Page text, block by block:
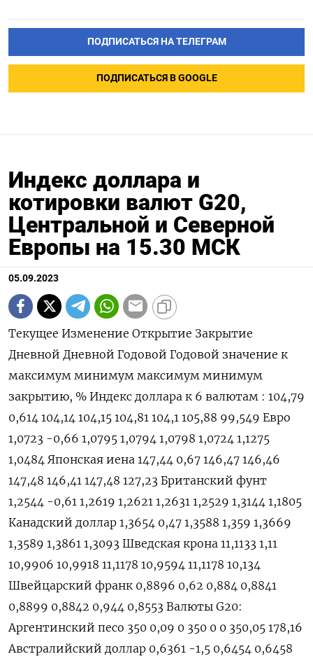
ПОДПИСАТЬСЯ НА ТЕЛЕГРАМ
ПОДПИСАТЬСЯ В GOOGLE
Индекс доллара и
котировки валют G20,
Центральной и Северной
Европы на 15.30 МСК
05.09.2023
Текущее Изменение Открытие Закрытие
Дневной Дневной Годовой Годовой значение к
максимум минимум максимум минимум
закрытию, % Индекс доллара к 6 валютам : 104,79
0,614 104,14 104,15 104,81 104,1 105,88 99,549 Евро
1,0723 -0,66 1,0795 1,0794 1,0798 1,0724 1,1275
1,0484 Японская иена 147,44 0,67 146,47 146,46
147,48 146,41 147,48 127,23 Британский фунт
1,2544 -0,61 1,2619 1,2621 1,2631 1,2529 1,3144 1,1805
Канадский доллар 1,3654 0,47 1,3588 1,359 1,3669
1,3589 1,3861 1,3093 Шведская крона 11,1133 1,11
10,9906 10,9918 11,1178 10,9594 11,1178 10,134
Швейцарский франк 0,8896 0,62 0,884 0,8841
0,8899 0,8842 0,944 0,8553 Валюты G20:
Аргентинский песо 350 0,09 0 350 0 0 350,05 178,16
Австралийский доллар 0,6361 -1,5 0,6454 0,6458